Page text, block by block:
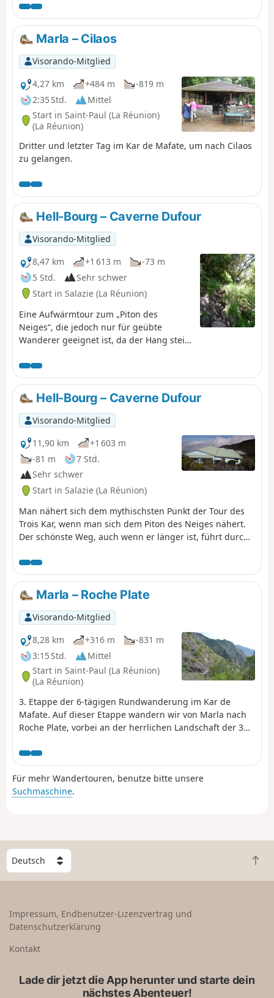
zu erreichen, umgeben von den beeindruckenden
Gipfeln des Piton des Neiges und der Trois Salazes.
Marla – Cilaos
Visorando-Mitglied
4,27 km
+484 m
-819 m
2:35 Std.
Mittel
Start in Saint-Paul (La Réunion)
(La Réunion)
Dritter und letzter Tag im Kar de Mafate, um nach Cilaos
zu gelangen.
Hell-Bourg – Caverne Dufour
Visorando-Mitglied
8,47 km
+1 613 m
-73 m
5 Std.
Sehr schwer
Start in Salazie (La Réunion)
Eine Aufwärmtour zum „Piton des
Neiges“, die jedoch nur für geübte
Wanderer geeignet ist, da der Hang steil
Hell-Bourg – Caverne Dufour
Visorando-Mitglied
11,90 km
+1 603 m
-81 m
7 Std.
Sehr schwer
Start in Salazie (La Réunion)
Man nähert sich dem mythischsten Punkt der Tour des
Trois Kar, wenn man sich dem Piton des Neiges nähert.
Der schönste Weg, auch wenn er länger ist, führt durch
auf den Piton des Neiges und seine gesamte Bergwelt
sowie durch den Urwald mit seinen knorrigen Bäumen
und der wilden Vegetation. Bei der Ankunft an der
Caverne Dufour bietet sich ein herrlicher Blick auf den
Vulkan La Fournaise und die anderen Krater.
Marla – Roche Plate
Visorando-Mitglied
8,28 km
+316 m
-831 m
3:15 Std.
Mittel
Start in Saint-Paul (La Réunion)
(La Réunion)
3. Etappe der 6-tägigen Rundwanderung im Kar de
Mafate. Auf dieser Etappe wandern wir von Marla nach
Roche Plate, vorbei an der herrlichen Landschaft der 3
einer beeindruckenden Gletscherspalte. Die Stätte Roche
Plate befindet sich direkt unterhalb des Aussichtspunkts
Maïdo.
Für mehr Wandertouren, benutze bitte unsere
Suchmaschine.
W
ä
h
e
n
Z
u
Impressum, Endbenutzer-Lizenzvertrag und
Datenschutzerklärung
Kontakt
Lade dir jetzt die App herunter und starte dein
nächstes Abenteuer!